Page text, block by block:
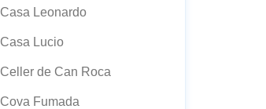
Casa Leonardo
Casa Lucio
Celler de Can Roca
Cova Fumada